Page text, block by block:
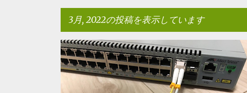
3月, 2022の投稿を表示しています
投
稿
ALLIED TELESIS NETWORK